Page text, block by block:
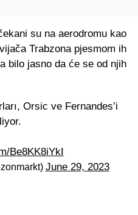
su na aerodromu kao
Trabzona pjesmom ih
bilo jasno da će se od njih
Orsic ve Fernandes’i
Be8KK8iYkI
June 29, 2023